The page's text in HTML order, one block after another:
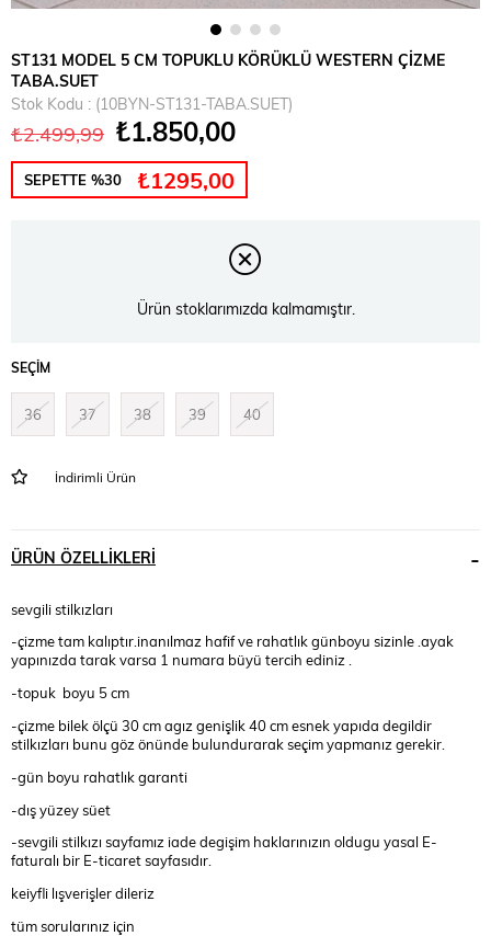
ST131 MODEL 5 CM TOPUKLU KÖRÜKLÜ WESTERN ÇİZME
TABA.SUET
Stok Kodu
(10BYN-ST131-TABA.SUET)
₺2.499,99 ₺1.850,00
SEPETTE %30 ₺1295,00
Ürün stoklarımızda kalmamıştır.
SEÇIM
36 37 38 39 40
İndirimli Ürün
ÜRÜN ÖZELLIKLERI
sevgili stilkızları
-çizme tam kalıptır.inanılmaz hafif ve rahatlık günboyu sizinle .ayak
yapınızda tarak varsa 1 numara büyü tercih ediniz .
-topuk boyu 5 cm
-çizme bilek ölçü 30 cm agız genişlik 40 cm esnek yapıda degildir
stilkızları bunu göz önünde bulundurarak seçim yapmanız gerekir.
-gün boyu rahatlık garanti
-dış yüzey süet
-sevgili stilkızı sayfamız iade degişim haklarınızın oldugu yasal E-
faturalı bir E-ticaret sayfasıdır.
keiyfli lışverişler dileriz
tüm sorularınız için